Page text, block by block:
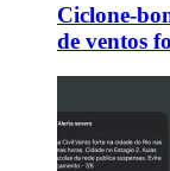
Ciclone-
de ventos